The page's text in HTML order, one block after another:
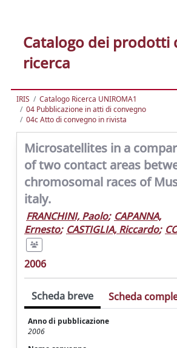
Catalogo dei prodotti
ricerca
IRIS
Catalogo Ricerca UNIROMA1
04 Pubblicazione in atti di convegno
04c Atto di convegno in rivista
Microsatellites in a
of two contact areas
chromosomal races of
italy.
FRANCHINI, Paolo; CAPANNA,
Ernesto; CASTIGLIA, Riccardo;
2006
Scheda breve Scheda
Anno di pubblicazione
2006